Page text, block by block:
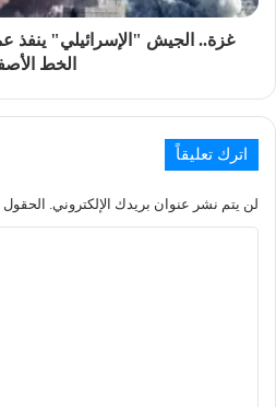
غزة.. الجيش "الإسرائيلي" ينفذ
الخط
اترك تعليقاً
لن يتم نشر عنوان بريدك الإلكتروني. الحقول